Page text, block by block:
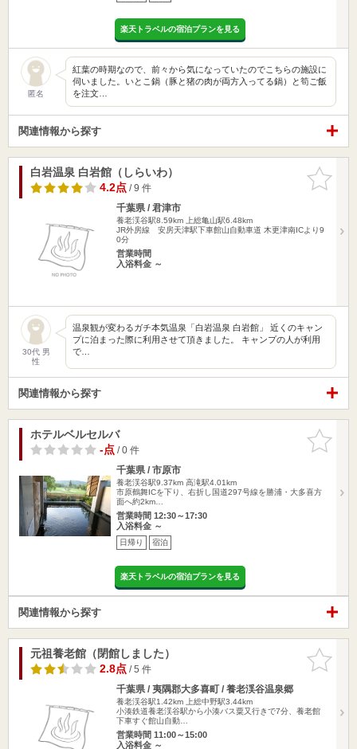
楽天トラベルの宿泊プランを見る
匿名
紅葉の時期なので、前々から気になっていたのでこちらの施設に
伺いました。いとこ鍋（豚と猪の肉が両方入ってる鍋）と筍ご飯
を注文…
関連情報から探す
お気に入
りに追加
白岩温泉 白岩館（しらいわ）
4.2点/ 9 件
千葉県 / 君津市
養老渓谷駅8.59km
上総亀山駅6.48km
JR外房線 安房天津駅下車館山自動車道 木更津南ICより9
0分
営業時間
入浴料金 ～
30代 男
性
温泉観が変わるガチ本気温泉「白岩温泉 白岩館」 近くのキャン
プに泊まった際に利用させて頂きました。 キャンプの人が利用
で…
関連情報から探す
お気に入
りに追加
ホテルベルセルバ
-点/ 0 件
千葉県 / 市原市
養老渓谷駅9.37km 高滝駅4.01km
市原鶴舞ICを下り、右折し国道297号線を勝浦・大多喜方
面へ約2km…
営業時間 12:30～17:30
入浴料金 ～
日帰り 宿泊
楽天トラベルの宿泊プランを見る
関連情報から探す
お気に入
りに追加
元祖養老館（閉館しました）
2.8点/ 5 件
千葉県 / 夷隅郡大多喜町 / 養老渓谷温泉郷
養老渓谷駅1.42km
上総中野駅3.44km
小湊鉄道養老渓谷駅から小湊バス粟又行きで7分、養老館
下車すぐ館山自動…
営業時間 11:00～15:00
入浴料金 ～